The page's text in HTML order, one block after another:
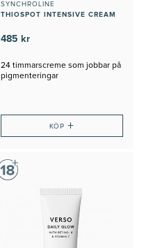
SYNCHROLINE
THIOSPOT INTENSIVE CREAM
485 kr
24 timmarscreme som jobbar på
pigmenteringar
KÖP +